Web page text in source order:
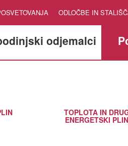
ODLOČBE IN
odjemalci
TOPLOTA IN
ENERGETSKI